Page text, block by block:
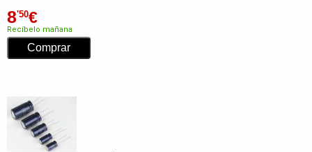
8'50€
Recíbelo mañana